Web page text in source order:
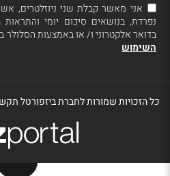
אני מאשר קבלת שני ניוזלטרים,
נפרדת, בנושאים סיכום יומי והתראות
בדואר אלקטרוני ו/ או באמצעות הסלולר
השימוש
כל הזכויות שמורות לחברת ביזפורטל